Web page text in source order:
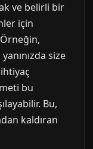
ve belirli bir
için
size
bu
Bu,
kaldıran